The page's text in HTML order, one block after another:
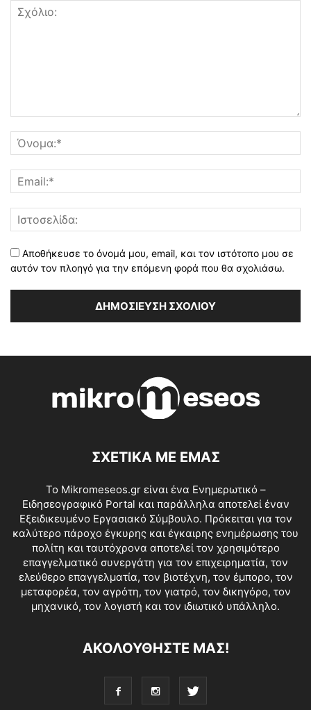
Αποθήκευσε το όνομά μου, email, και τον ιστότοπο μου σε
αυτόν τον πλοηγό για την επόμενη φορά που θα σχολιάσω.
ΣΧΕΤΙΚΑ ΜΕ ΕΜΑΣ
Το Mikromeseos.gr είναι ένα Ενημερωτικό –
Ειδησεογραφικό Portal και παράλληλα αποτελεί έναν
Εξειδικευμένο Εργασιακό Σύμβουλο. Πρόκειται για τον
καλύτερο πάροχο έγκυρης και έγκαιρης ενημέρωσης του
πολίτη και ταυτόχρονα αποτελεί τον χρησιμότερο
επαγγελματικό συνεργάτη για τον επιχειρηματία, τον
ελεύθερο επαγγελματία, τον βιοτέχνη, τον έμπορο, τον
μεταφορέα, τον αγρότη, τον γιατρό, τον δικηγόρο, τον
μηχανικό, τον λογιστή και τον ιδιωτικό υπάλληλο.
ΑΚΟΛΟΥΘΗΣΤΕ ΜΑΣ!